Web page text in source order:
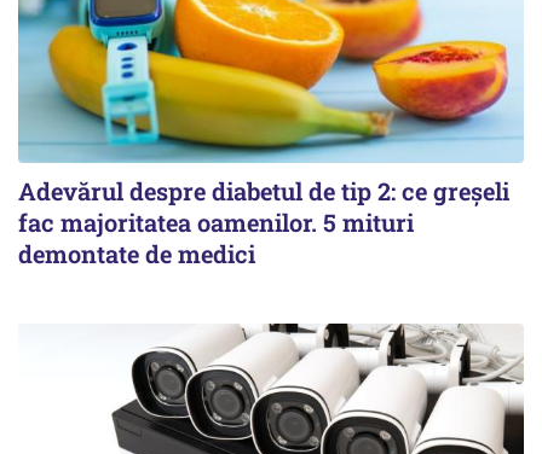
Adevărul despre diabetul de tip 2: ce greșeli
fac majoritatea oamenilor. 5 mituri
demontate de medici